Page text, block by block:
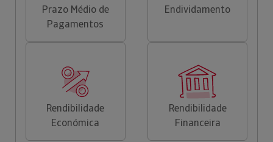
Prazo Médio de
Pagamentos
Endividamento
Rendibilidade
Económica
Rendibilidade
Financeira